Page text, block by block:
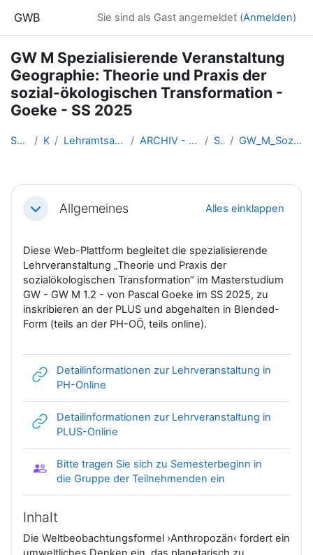
GWB Sie sind als Gast angemeldet (Anmelden)
GW M Spezialisierende Veranstaltung
Geographie: Theorie und Praxis der
sozial-ökologischen Transformation -
Goeke - SS 2025
Startseite Kurse Lehramtsausbildung GW im Clust... ARCHIV - Lehrveranstaltungen a... SS 2025 GW_M_SozialOekologischeTransfo...
Abschnittsübersicht
EinklappenAllgemeines Alles einklappen
Diese Web-Plattform begleitet die spezialisierende
Lehrveranstaltung „Theorie und Praxis der
sozialökologischen Transformation“ im Masterstudium
GW - GW M 1.2 - von Pascal Goeke im SS 2025, zu
inskribieren an der PLUS und abgehalten in Blended-
Form (teils an der PH-OÖ, teils online).
Detailinformationen zur Lehrveranstaltung in
PH-Online
Detailinformationen zur Lehrveranstaltung in
PLUS-Online
Bitte tragen Sie sich zu Semesterbeginn in
die Gruppe der Teilnehmenden ein
Inhalt
Die Weltbeobachtungsformel ›Anthropozän‹ fordert ein